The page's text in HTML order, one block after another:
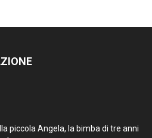
piccola Angela, la bimba di tre anni
UN